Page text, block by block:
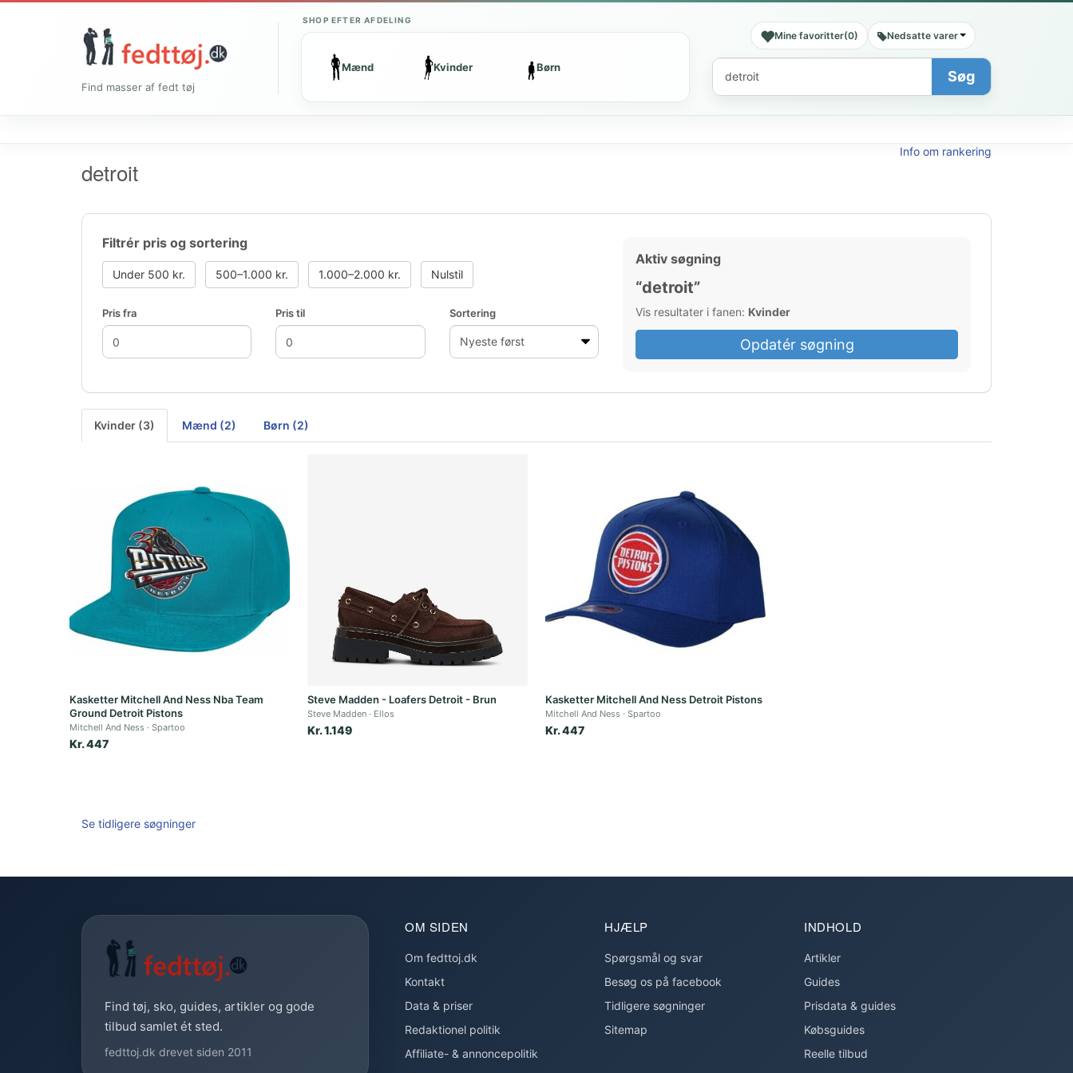
Find masser af fedt tøj
SHOP EFTER AFDELING
Mænd Kvinder Børn
Mine favoritter(0) Nedsatte varer
Søg
Søg
detroit
Info om rankering
Filtrér pris og sortering
Under 500 kr. 500–1.000 kr. 1.000–2.000 kr. Nulstil
Pris fra Pris til Sortering
Aktiv søgning
“detroit”
Vis resultater i fanen: Kvinder
Opdatér søgning
Kvinder (3) Mænd (2) Børn (2)
Kasketter Mitchell And Ness Nba Team
Ground Detroit Pistons
Mitchell And Ness Spartoo
Kr. 447
Steve Madden - Loafers Detroit - Brun
Steve Madden Ellos
Kr. 1.149
Kasketter Mitchell And Ness Detroit Pistons
Mitchell And Ness Spartoo
Kr. 447
Se tidligere søgninger
Find tøj, sko, guides, artikler og gode
tilbud samlet ét sted.
fedttoj.dk drevet siden 2011
OM SIDEN
Om fedttoj.dk
Kontakt
Data & priser
Redaktionel politik
Affiliate- & annoncepolitik
HJÆLP
Spørgsmål og svar
Besøg os på facebook
Tidligere søgninger
Sitemap
INDHOLD
Artikler
Guides
Prisdata & guides
Købsguides
Reelle tilbud